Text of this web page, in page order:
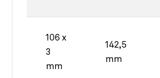
106 x
3
mm
142,5
mm